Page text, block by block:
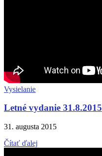
Vysielanie
Letné vydanie 31.8.2015
31. augusta 2015
Čítať ďalej